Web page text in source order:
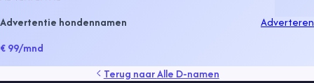
Advertentie hondennamen
€ 99/mnd
Adverteren
Terug naarAlle D-namen